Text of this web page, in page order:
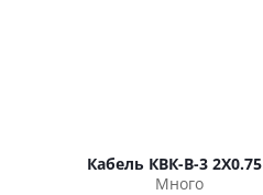
Кабель КВК-В-3 2Х0.75
Много